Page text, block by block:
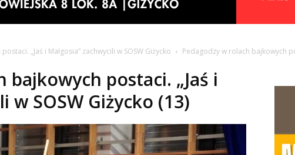
„Jaś i Małgosia” zachwycili w SOSW Giżycko
Pedagodzy w rolach bajkowych
bajkowych postaci. „Jaś i
w SOSW Giżycko (13)